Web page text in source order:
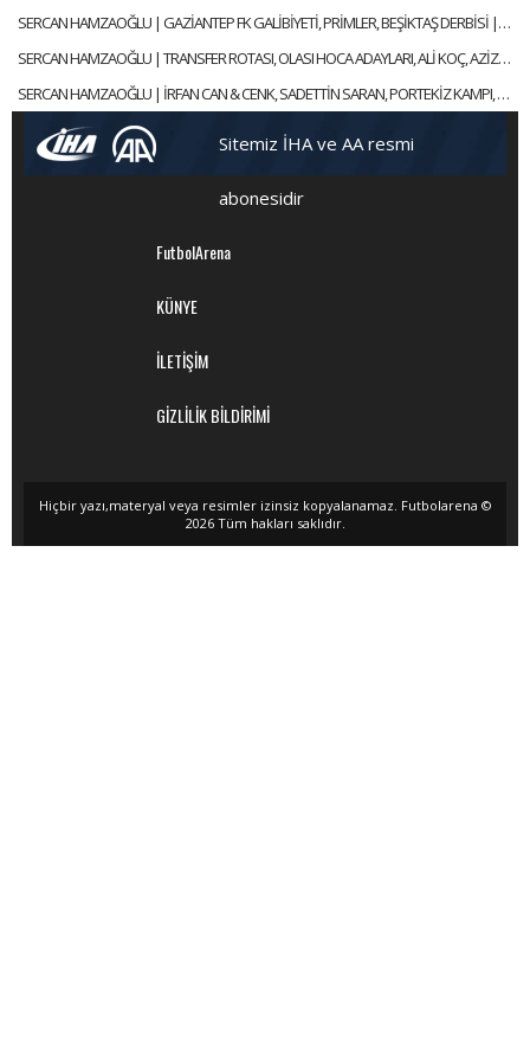
SERCAN HAMZAOĞLU | GAZİANTEP FK GALİBİYETİ, PRİMLER, BEŞİKTAŞ DERBİSİ | GÜNDEM FENERBAHÇE
SERCAN HAMZAOĞLU | TRANSFER ROTASI, OLASI HOCA ADAYLARI, ALİ KOÇ, AZİZ YILDIRIM | GÜNDEM FENERBAHÇE
SERCAN HAMZAOĞLU | İRFAN CAN & CENK, SADETTİN SARAN, PORTEKİZ KAMPI, TEDESCO | GÜNDEM FENERBAHÇE
Sitemiz İHA ve AA resmi
abonesidir
FutbolArena
KÜNYE
İLETİŞİM
GİZLİLİK BİLDİRİMİ
Hiçbir yazı,materyal veya resimler izinsiz kopyalanamaz. Futbolarena ©
2026 Tüm hakları saklıdır.